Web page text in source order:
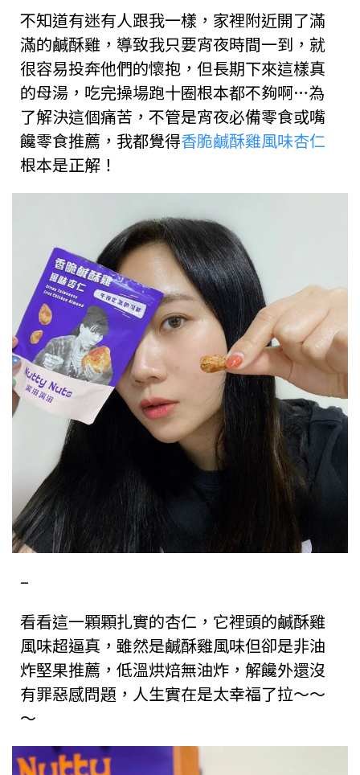
不知道有迷有人跟我一樣，家裡附近開了滿
滿的鹹酥雞，導致我只要宵夜時間一到，就
很容易投奔他們的懷抱，但長期下來這樣真
的母湯，吃完操場跑十圈根本都不夠啊…為
了解決這個痛苦，不管是宵夜必備零食或嘴
饞零食推薦，我都覺得香脆鹹酥雞風味杏仁
根本是正解！
–
看看這一顆顆扎實的杏仁，它裡頭的鹹酥雞
風味超逼真，雖然是鹹酥雞風味但卻是非油
炸堅果推薦，低溫烘焙無油炸，解饞外還沒
有罪惡感問題，人生實在是太幸福了拉～～
～